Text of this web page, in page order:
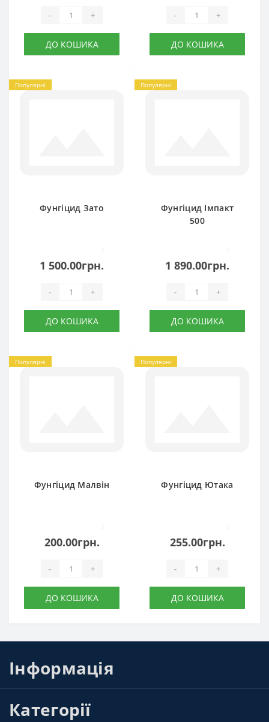
- +
ДО КОШИКА
- +
ДО КОШИКА
Популярні
Фунгіцид Зато
1 500.00грн.
- +
ДО КОШИКА
Популярні
Фунгіцид Імпакт
500
1 890.00грн.
- +
ДО КОШИКА
Популярні
Фунгіцид Малвін
200.00грн.
- +
ДО КОШИКА
Популярні
Фунгіцид Ютака
255.00грн.
- +
ДО КОШИКА
Інформація
Категорії